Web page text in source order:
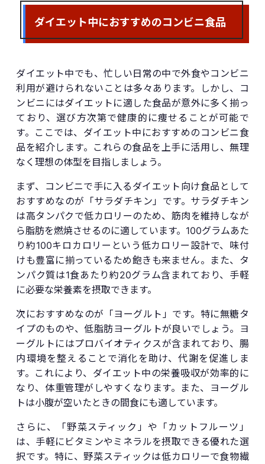
ダイエット中におすすめのコンビニ食品
ダイエット中でも、忙しい日常の中で外食やコンビニ
利用が避けられないことは多々あります。しかし、コ
ンビニにはダイエットに適した食品が意外に多く揃っ
ており、選び方次第で健康的に痩せることが可能で
す。ここでは、ダイエット中におすすめのコンビニ食
品を紹介します。これらの食品を上手に活用し、無理
なく理想の体型を目指しましょう。
まず、コンビニで手に入るダイエット向け食品として
おすすめなのが「サラダチキン」です。サラダチキン
は高タンパクで低カロリーのため、筋肉を維持しなが
ら脂肪を燃焼させるのに適しています。100グラムあた
り約100キロカロリーという低カロリー設計で、味付
けも豊富に揃っているため飽きも来ません。また、タ
ンパク質は1食あたり約20グラム含まれており、手軽
に必要な栄養素を摂取できます。
次におすすめなのが「ヨーグルト」です。特に無糖タ
イプのものや、低脂肪ヨーグルトが良いでしょう。ヨ
ーグルトにはプロバイオティクスが含まれており、腸
内環境を整えることで消化を助け、代謝を促進しま
す。これにより、ダイエット中の栄養吸収が効率的に
なり、体重管理がしやすくなります。また、ヨーグル
トは小腹が空いたときの間食にも適しています。
さらに、「野菜スティック」や「カットフルーツ」
は、手軽にビタミンやミネラルを摂取できる優れた選
択です。特に、野菜スティックは低カロリーで食物繊